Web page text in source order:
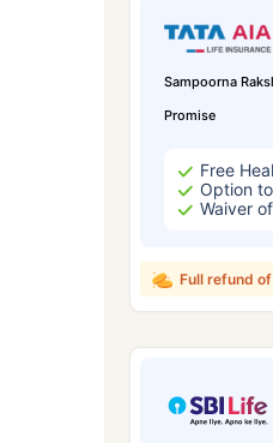
Sampoorna
Promise
Free
Option
Waiver
Full refund